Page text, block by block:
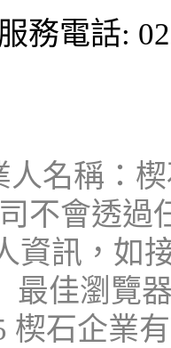
務電話:
人名稱：
不會透過
資訊，如
最佳瀏覽
楔石企業